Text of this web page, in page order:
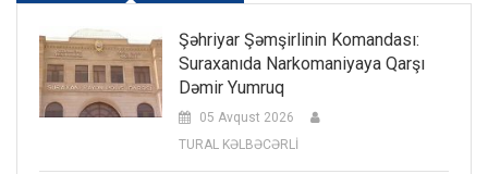
Şəhriyar Şəmşirlinin Komandası:
Suraxanıda Narkomaniyaya Qarşı
Dəmir Yumruq
05 Avqust 2026
TURAL KƏLBƏCƏRLİ